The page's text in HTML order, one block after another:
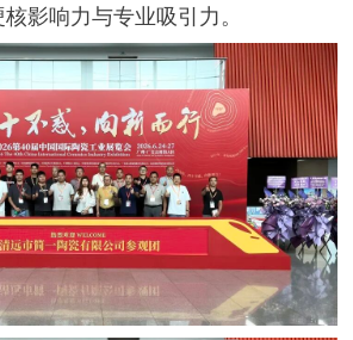
影响力与专业吸引力。